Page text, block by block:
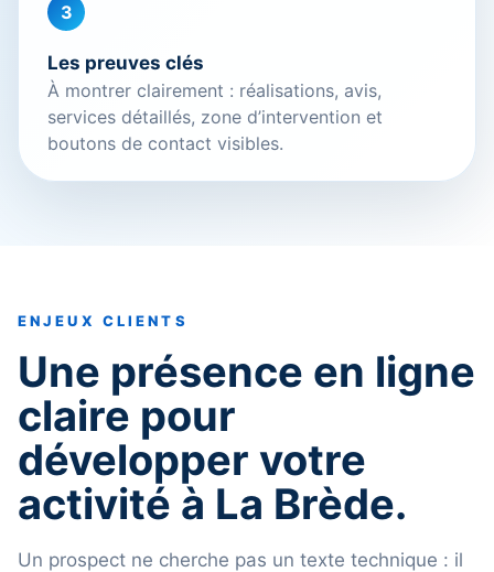
3
Les preuves clés
À montrer clairement : réalisations, avis,
services détaillés, zone d’intervention et
boutons de contact visibles.
ENJEUX CLIENTS
Une présence en ligne
claire pour
développer votre
activité à La Brède.
Un prospect ne cherche pas un texte technique : il